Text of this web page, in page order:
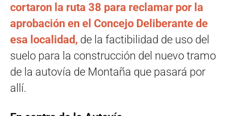
cortaron la ruta 38 para reclamar por la
aprobación en el Concejo Deliberante de
esa localidad, de la factibilidad de uso del
suelo para la construcción del nuevo tramo
de la autovía de Montaña que pasará por
allí.